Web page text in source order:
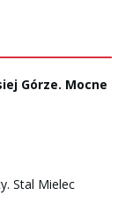
Górze. Mocne
Stal Mielec